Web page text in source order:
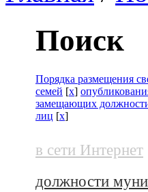
Поиск
Порядка размещения
семей [x]
замещающих
лиц [x]
в сети Интернет
должности